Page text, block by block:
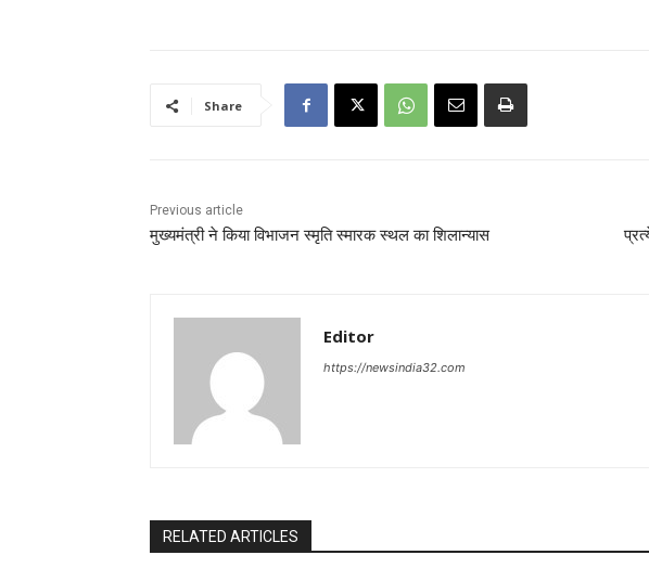
Share
Previous article
मुख्यमंत्री ने किया विभाजन स्मृति स्मारक स्थल का शिलान्यास
Editor
https://newsindia32.com
RELATED ARTICLES